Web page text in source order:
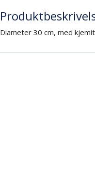
Diameter 30 cm, med